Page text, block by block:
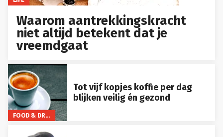
Waarom aantrekkingskracht
niet altijd betekent dat je
vreemdgaat
FOOD & DRINKS
Tot vijf kopjes koffie per dag
blijken veilig én gezond